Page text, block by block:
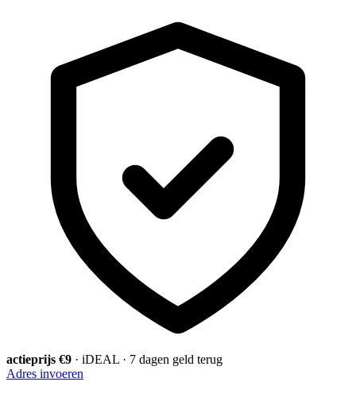
actieprijs €9 · iDEAL · 7 dagen geld terug
Adres invoeren